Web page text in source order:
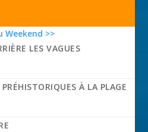
Weekend >>
LES VAGUES
À LA PLAGE